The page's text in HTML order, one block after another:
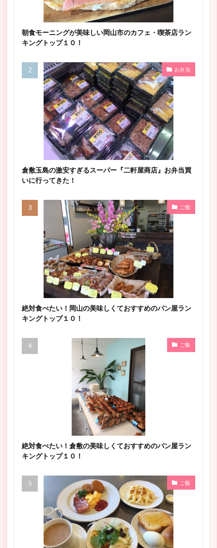
朝食モーニングが美味しい岡山市のカフェ・喫茶店ラン
キングトップ１０！
お弁当
倉敷玉島の激安すぎるスーパー『二軒屋商店』お弁当買
いに行ってきた！
ご飯
絶対食べたい！岡山の美味しくておすすめのパン屋ラン
キングトップ１０！
ご飯
絶対食べたい！倉敷の美味しくておすすめのパン屋ラン
キングトップ１０！
ご飯